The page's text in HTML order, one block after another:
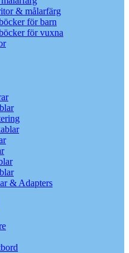
& målarfärg
för barn
för vuxna
& Adapters